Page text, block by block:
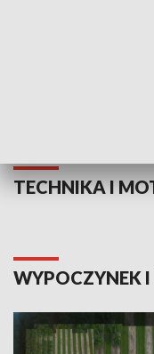
TECHNIKA I
WYPOCZYNEK I